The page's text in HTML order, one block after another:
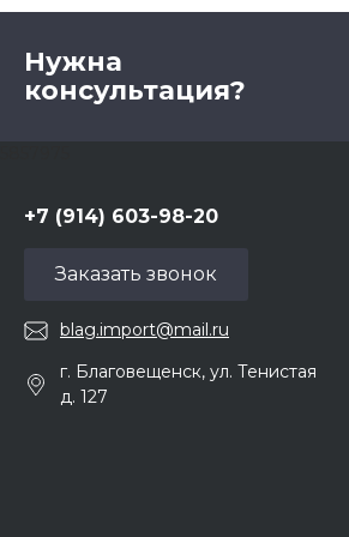
Нужна
консультация?
+7 (914) 603-98-20
Заказать звонок
blag.import@mail.ru
г. Благовещенск, ул. Тенистая
д. 127